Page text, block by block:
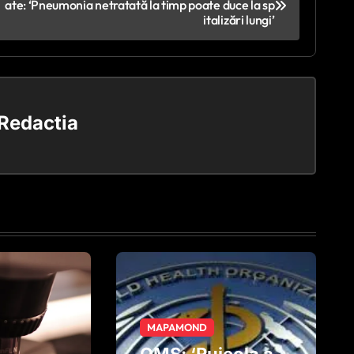
ate: ‘Pneumonia netratată la timp poate duce la sp
italizări lungi’
MAPAMOND